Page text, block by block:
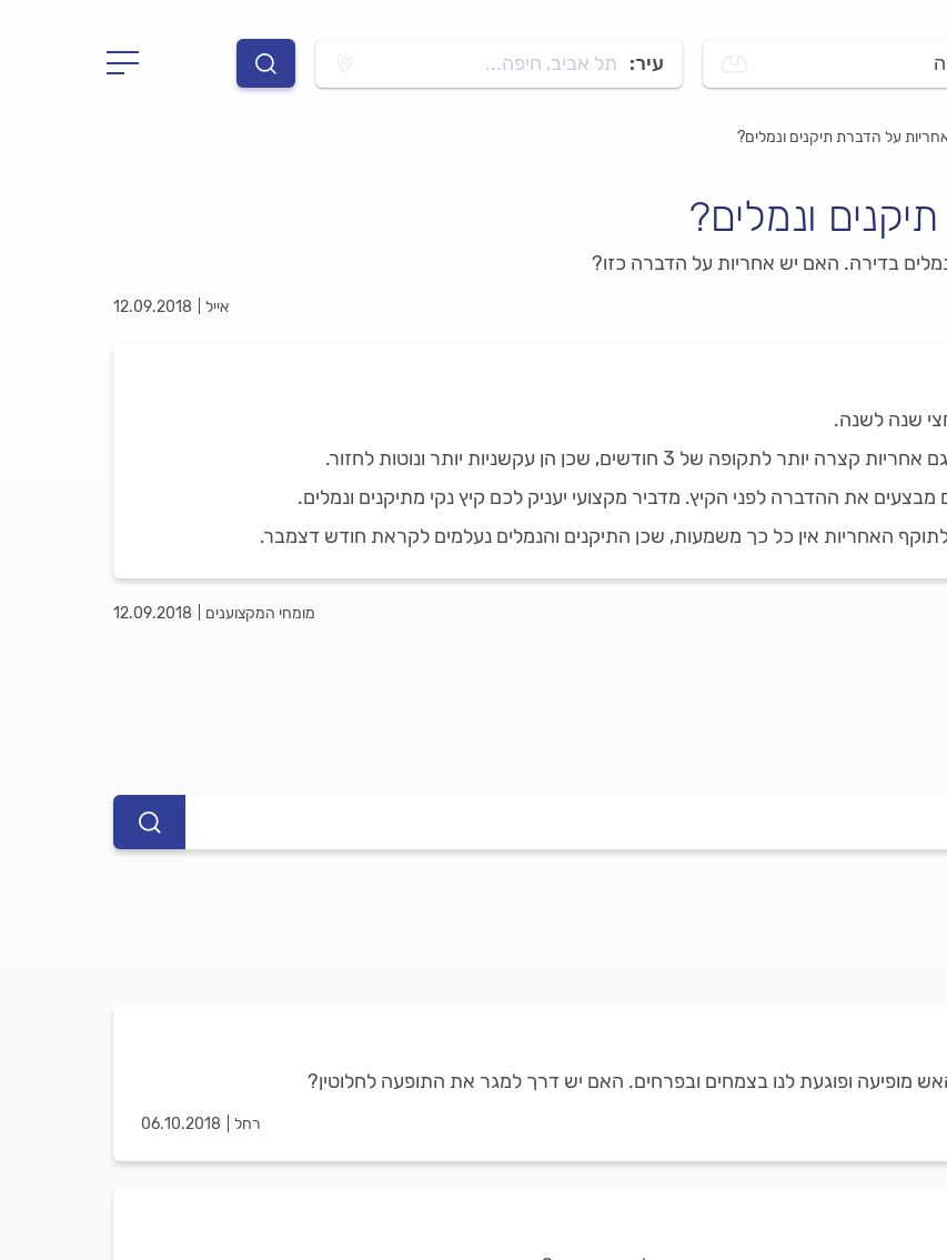
עיר: תל אביב, חיפה...
על הדברת תיקנים ונמלים?
ונמלים?
בדירה. האם יש אחריות על הדברה כזו?
אייל 12.09.2018
שנה לשנה.
3 חודשים, שכן הן עקשניות יותר ונוטות לחזור.
את ההדברה לפני הקיץ. מדביר מקצועי יעניק לכם קיץ נקי מתיקנים ונמלים.
האחריות אין כל כך משמעות, שכן התיקנים והנמלים נעלמים לקראת חודש דצמבר.
מומחי המקצוענים 12.09.2018
מופיעה ופוגעת לנו בצמחים ובפרחים. האם יש דרך למגר את התופעה לחלוטין?
רחל 06.10.2018